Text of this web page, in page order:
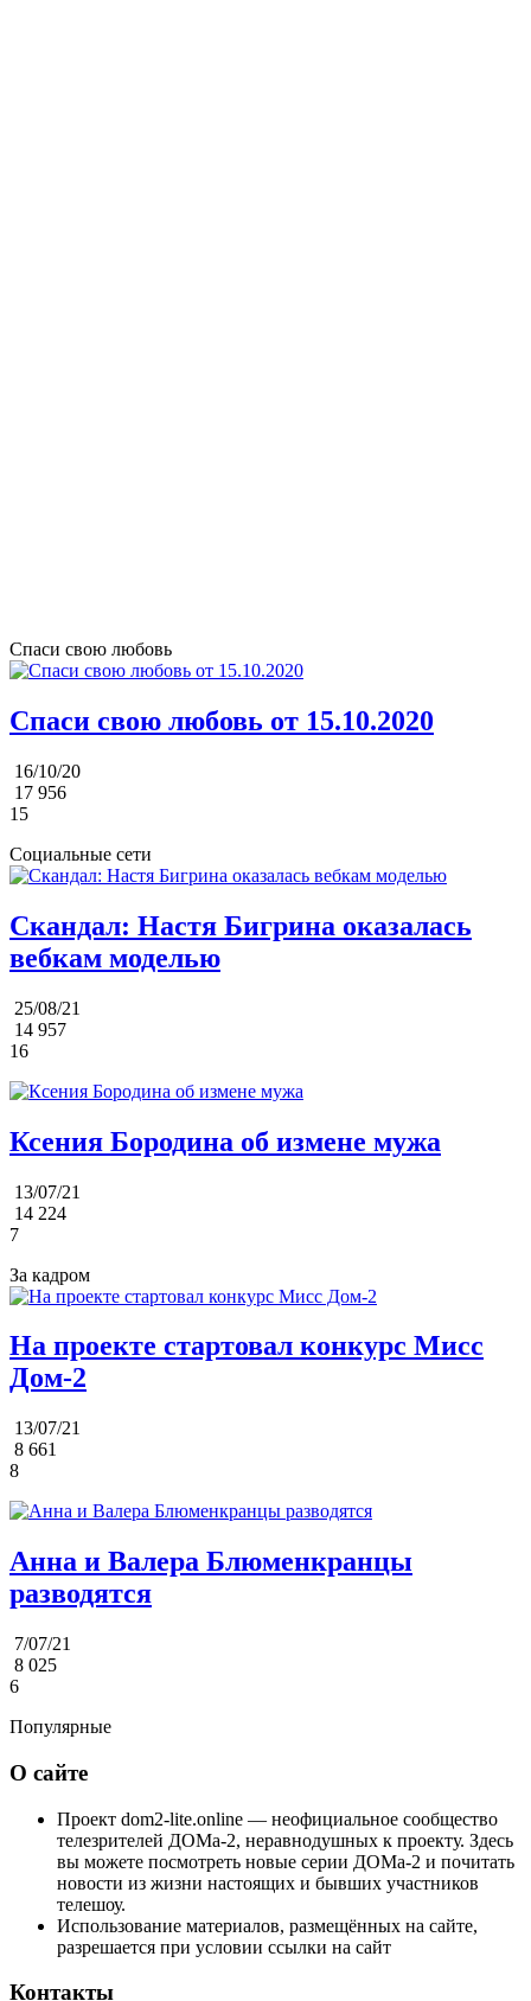
Спаси свою любовь
Спаси свою любовь от 15.10.2020
16/10/20
17 956
15
Социальные сети
Скандал: Настя Бигрина оказалась
вебкам моделью
25/08/21
14 957
16
Ксения Бородина об измене мужа
13/07/21
14 224
7
За кадром
На проекте стартовал конкурс Мисс
Дом-2
13/07/21
8 661
8
Анна и Валера Блюменкранцы
разводятся
7/07/21
8 025
6
Популярные
О сайте
Проект dom2-lite.online — неофициальное сообщество
телезрителей ДОМа-2, неравнодушных к проекту. Здесь
вы можете посмотреть новые серии ДОМа-2 и почитать
новости из жизни настоящих и бывших участников
телешоу.
Использование материалов, размещённых на сайте,
разрешается при условии ссылки на сайт
Контакты